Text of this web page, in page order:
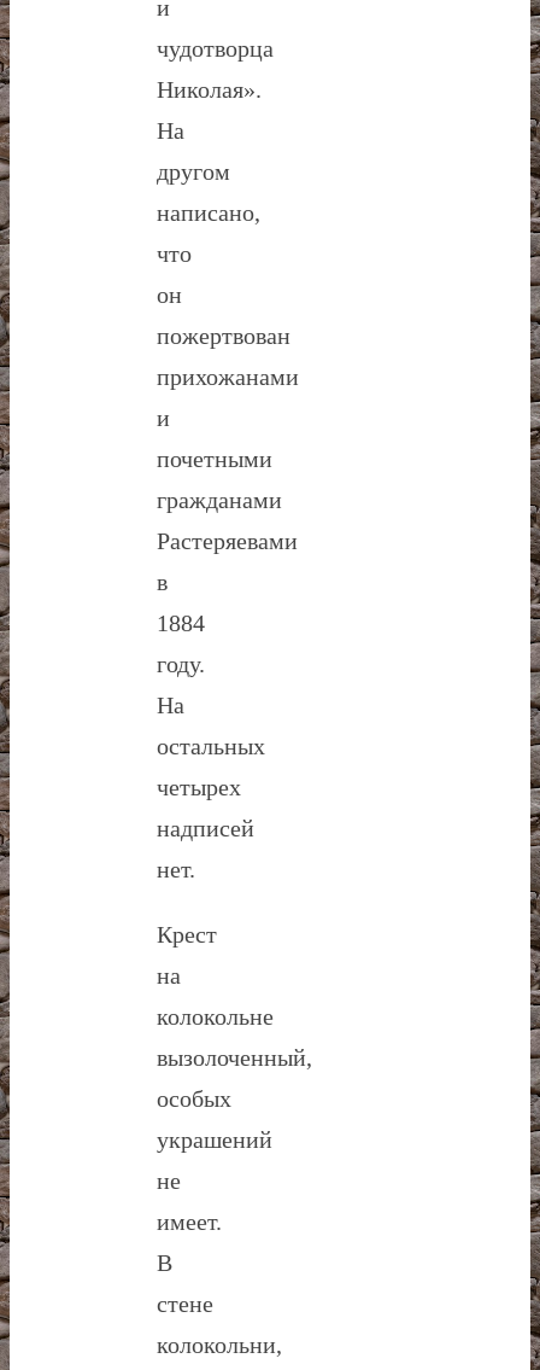
и
чудотворца
Николая».
На
другом
написано,
что
он
пожертвован
прихожанами
и
почетными
гражданами
Растеряевами
в
1884
году.
На
остальных
четырех
надписей
нет.
Крест
на
колокольне
вызолоченный,
особых
украшений
не
имеет.
В
стене
колокольни,